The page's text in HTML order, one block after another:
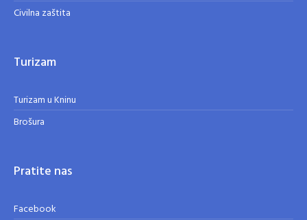
Civilna zaštita
Turizam
Turizam u Kninu
Brošura
Pratite nas
Facebook